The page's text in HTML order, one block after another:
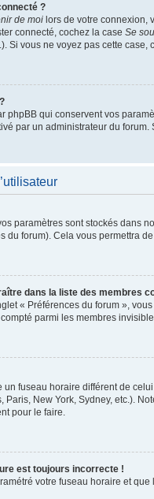
?
de moi lors de votre connexion,
connecté, cochez la case Se
Si vous ne voyez pas cette
phpBB qui conservent vos
par un administrateur du
paramètres sont stockés dans
du forum). Cela vous permettra
dans la liste des membres
« Préférences du forum », vous
parmi les membres
un fuseau horaire différent de
New York, Sydney, etc.).
pour le faire.
est toujours incorrecte !
votre fuseau horaire et